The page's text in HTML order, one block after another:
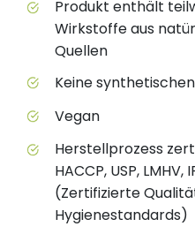
Produkt enthält
Wirkstoffe aus
Quellen
Keine
Vegan
Herstellprozess
HACCP, USP, LMHV,
(Zertifizierte
Hygienestandards)